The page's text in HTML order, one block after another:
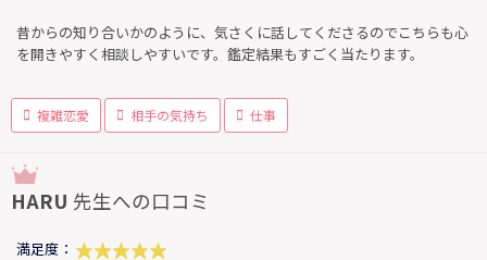
昔からの知り合いかのように、気さくに話してくださるのでこちらも心
を開きやすく相談しやすいです。鑑定結果もすごく当たります。
複雑恋愛 相手の気持ち 仕事
HARU 先生への口コミ
満足度：